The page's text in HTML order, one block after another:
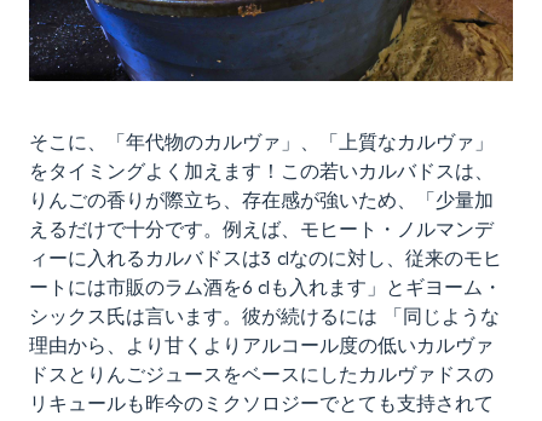
そこに、「年代物のカルヴァ」、「上質なカルヴァ」
をタイミングよく加えます！この若いカルバドスは、
りんごの香りが際立ち、存在感が強いため、「少量加
えるだけで十分です。例えば、モヒート・ノルマンデ
ィーに入れるカルバドスは3 clなのに対し、従来のモヒ
ートには市販のラム酒を6 clも入れます」とギヨーム・
シックス氏は言います。彼が続けるには 「同じような
理由から、より甘くよりアルコール度の低いカルヴァ
ドスとりんごジュースをベースにしたカルヴァドスの
リキュールも昨今のミクソロジーでとても支持されて